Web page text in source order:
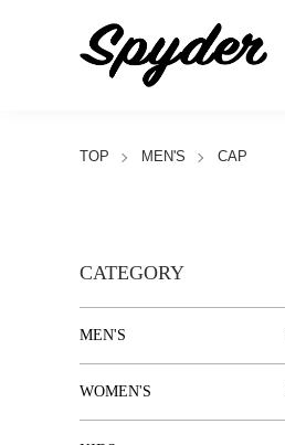
TOP MEN'S CAP
CATEGORY
MEN'S
WOMEN'S